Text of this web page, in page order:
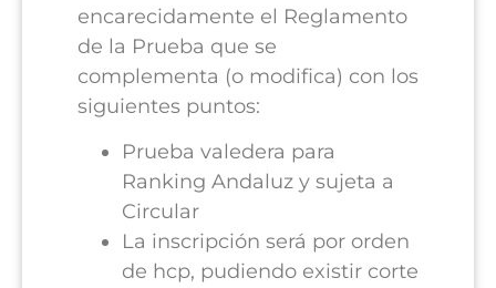
encarecidamente el Reglamento
de la Prueba que se
complementa (o modifica) con los
siguientes puntos:
Prueba valedera para
Ranking Andaluz y sujeta a
Circular
La inscripción será por orden
de hcp, pudiendo existir corte